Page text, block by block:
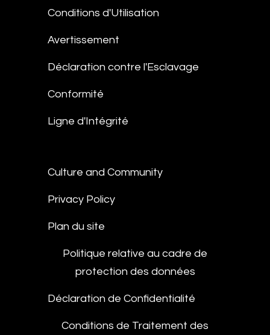
Conditions d'Utilisation
Avertissement
Déclaration contre l'Esclavage
Conformité
Ligne d'Intégrité
Culture and Community
Privacy Policy
Plan du site
Politique relative au cadre de
protection des données
Déclaration de Confidentialité
Conditions de Traitement des